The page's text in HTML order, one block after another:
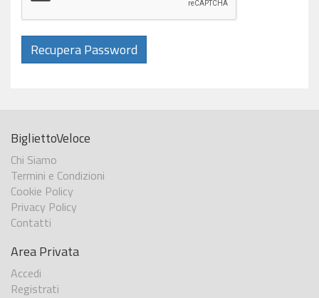
Recupera Password
BigliettoVeloce
Chi Siamo
Termini e Condizioni
Cookie Policy
Privacy Policy
Contatti
Area Privata
Accedi
Registrati